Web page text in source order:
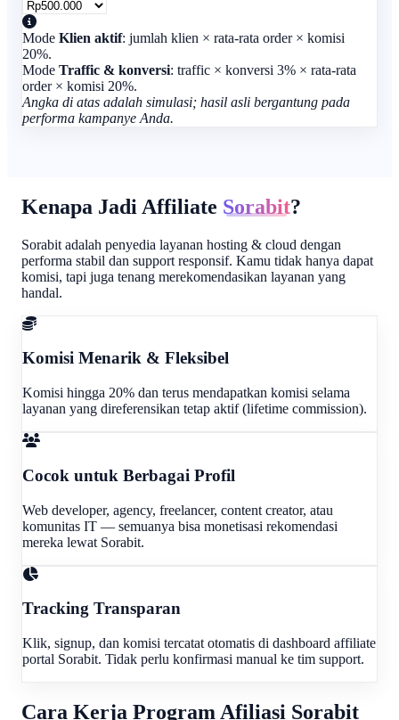
Mode Klien aktif: jumlah klien × rata-rata order × komisi
20%.
Mode Traffic & konversi: traffic × konversi 3% × rata-rata
order × komisi 20%.
Angka di atas adalah simulasi; hasil asli bergantung pada
performa kampanye Anda.
Kenapa Jadi Affiliate Sorabit?
Sorabit adalah penyedia layanan hosting & cloud dengan
performa stabil dan support responsif. Kamu tidak hanya dapat
komisi, tapi juga tenang merekomendasikan layanan yang
handal.
Komisi Menarik & Fleksibel
Komisi hingga 20% dan terus mendapatkan komisi selama
layanan yang direferensikan tetap aktif (lifetime commission).
Cocok untuk Berbagai Profil
Web developer, agency, freelancer, content creator, atau
komunitas IT — semuanya bisa monetisasi rekomendasi
mereka lewat Sorabit.
Tracking Transparan
Klik, signup, dan komisi tercatat otomatis di dashboard affiliate
portal Sorabit. Tidak perlu konfirmasi manual ke tim support.
Cara Kerja Program Afiliasi Sorabit